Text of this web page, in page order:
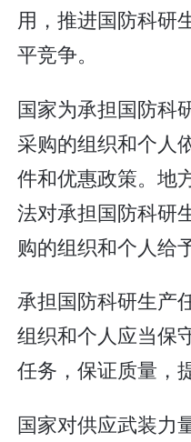
用，推进国防科研
平竞争。
国家为承担国防科
采购的组织和个人
件和优惠政策。地
法对承担国防科研
购的组织和个人给
承担国防科研生产
组织和个人应当保
任务，保证质量，
国家对供应武装力